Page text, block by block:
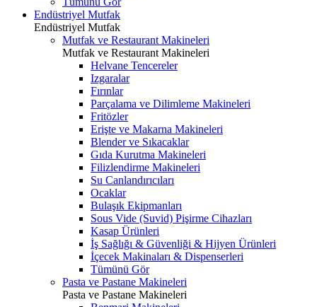
Endüstriyel Mutfak
Endüstriyel Mutfak
Mutfak ve Restaurant Makineleri
Mutfak ve Restaurant Makineleri
Helvane Tencereler
Izgaralar
Fırınlar
Parçalama ve Dilimleme Makineleri
Fritözler
Erişte ve Makarna Makineleri
Blender ve Sıkacaklar
Gıda Kurutma Makineleri
Filizlendirme Makineleri
Su Canlandırıcıları
Ocaklar
Bulaşık Ekipmanları
Sous Vide (Suvid) Pişirme Cihazları
Kasap Ürünleri
İş Sağlığı & Güvenliği & Hijyen Ürünleri
İçecek Makinaları & Dispenserleri
Tümünü Gör
Pasta ve Pastane Makineleri
Pasta ve Pastane Makineleri